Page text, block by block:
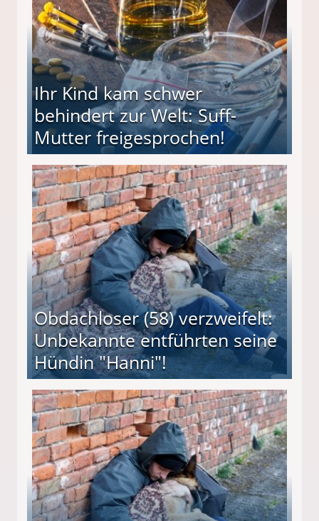
Ihr Kind kam schwer
behindert zur Welt: Suff-
Mutter freigesprochen!
Mutter freigesprochen!
Obdachloser (58) verzweifelt:
Unbekannte entführten seine
Hündin "Hanni"!
entführten seine Hündin "Hanni"!